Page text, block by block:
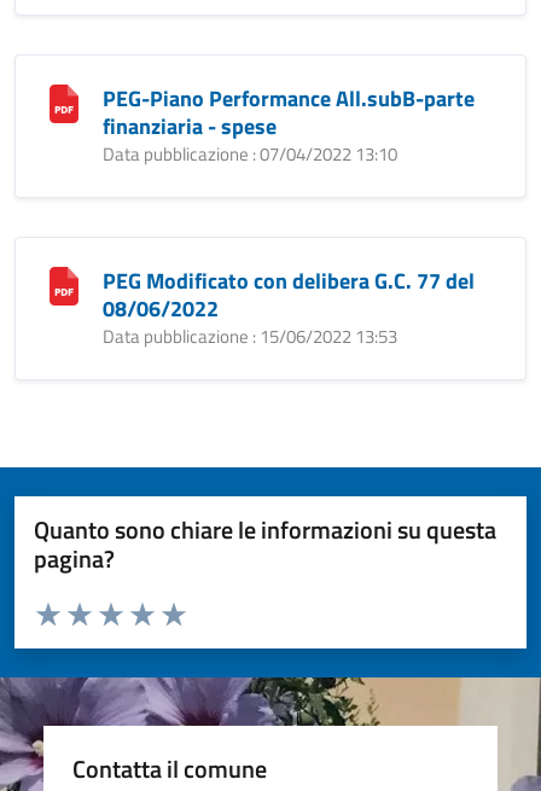
PEG-Piano Performance All.subB-parte
finanziaria - spese
Data pubblicazione : 07/04/2022 13:10
PEG Modificato con delibera G.C. 77 del
08/06/2022
Data pubblicazione : 15/06/2022 13:53
Quanto sono chiare le informazioni su questa
pagina?
Valuta da 1 a 5 stelle la pagina
Valuta 5 stelle su 5
Valuta 4 stelle su 5
Valuta 3 stelle su 5
Valuta 2 stelle su 5
Valuta 1 stelle su 5
Contatta il comune